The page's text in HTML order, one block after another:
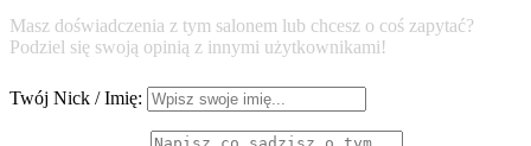
Masz doświadczenia z tym salonem lub chcesz o coś zapytać?
Podziel się swoją opinią z innymi użytkownikami!
Twój Nick / Imię: